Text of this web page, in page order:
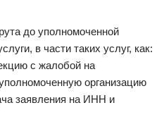
до уполномоченной
в части таких услуг, как:
с жалобой на
организацию
заявления на ИНН и